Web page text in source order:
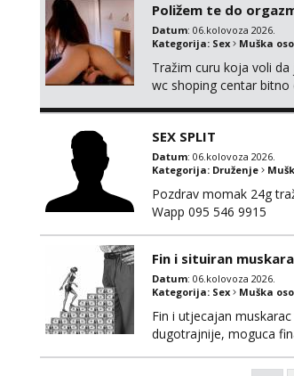
Poližem te do
Datum: 06.kolovoza 2026.
Kategorija: Sex Muška
Tražim curu koja voli
wc shoping centar bitno
SEX SPLIT
Datum: 06.kolovoza 2026.
Kategorija: Druženje
Pozdrav momak 24g
Wapp 095 546 9915
Fin i situiran
Datum: 06.kolovoza 2026.
Kategorija: Sex Muška
Fin i utjecajan
dugotrajnije, moguca